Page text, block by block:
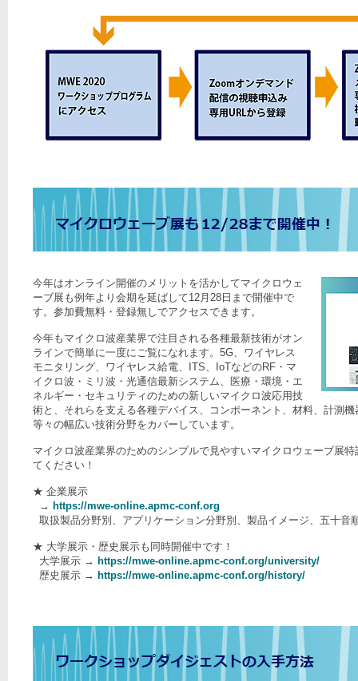
今年はオンライン開催のメリットを活かしてマイクロウェ
ーブ展も例年より会期を延ばして12月28日まで開催中で
す。参加費無料・登録無しでアクセスできます。
今年もマイクロ波産業界で注目される各種最新技術がオン
ラインで簡単に一度にご覧になれます。5G、ワイヤレス
モニタリング、ワイヤレス給電、ITS、IoTなどのRF・マ
イクロ波・ミリ波・光通信最新システム、医療・環境・エ
ネルギー・セキュリティのための新しいマイクロ波応用技
術と、それらを支える各種デバイス、コンポーネント、材料、計測
等々の幅広い技術分野をカバーしています。
マイクロ波産業界のためのシンプルで見やすいマイクロウェーブ展
てください！
★ 企業展示
→ https://mwe-online.apmc-conf.org
取扱製品分野別、アプリケーション分野別、製品イメージ、五十音
★ 大学展示・歴史展示も同時開催中です！
大学展示 → https://mwe-online.apmc-conf.org/university/
歴史展示 → https://mwe-online.apmc-conf.org/history/